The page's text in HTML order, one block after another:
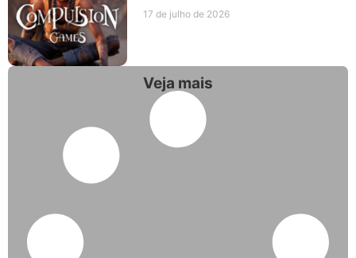
17 de julho de 2026
Veja mais